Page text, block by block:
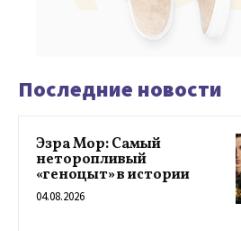
Последние новости
Эзра Мор: Самый
неторопливый
«геноцыт» в истории
04.08.2026